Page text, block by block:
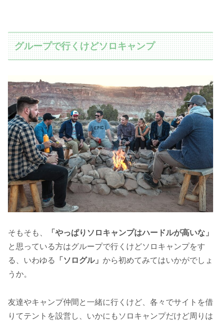
グループで行くけどソロキャンプ
そもそも、
「やっぱりソロキャンプはハードルが高いな」
と思っている方はグループで行くけどソロキャンプをす
る、いわゆる
「ソログル」 から初めてみてはいかがでしょ
うか。
友達やキャンプ仲間と一緒に行くけど、各々でサイトを借
りてテントを設営し、いかにもソロキャンプだけど周りは